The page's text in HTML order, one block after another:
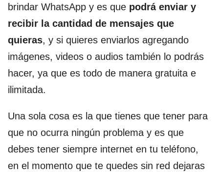
brindar WhatsApp y es que podrá enviar y
recibir la cantidad de mensajes que
quieras, y si quieres enviarlos agregando
imágenes, videos o audios también lo podrás
hacer, ya que es todo de manera gratuita e
ilimitada.
Una sola cosa es la que tienes que tener para
que no ocurra ningún problema y es que
debes tener siempre internet en tu teléfono,
en el momento que te quedes sin red dejaras